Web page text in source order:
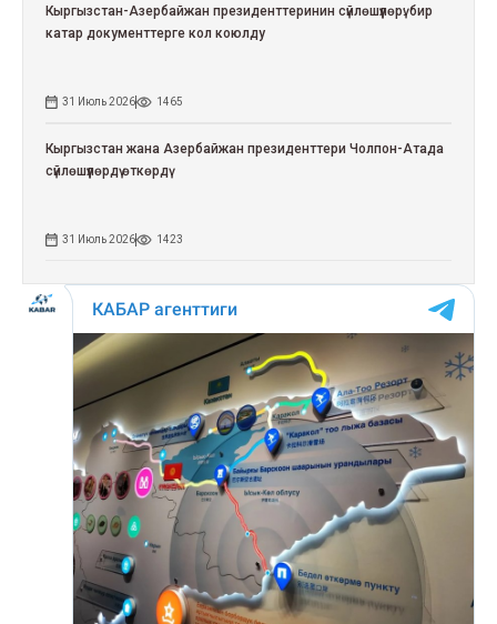
Кыргызстан-Азербайжан президенттеринин сүйлөшүүлөрү: бир
катар документтерге кол коюлду
31 Июль 2026 1465
Кыргызстан жана Азербайжан президенттери Чолпон-Атада
сүйлөшүүлөрдү өткөрдү
31 Июль 2026 1423